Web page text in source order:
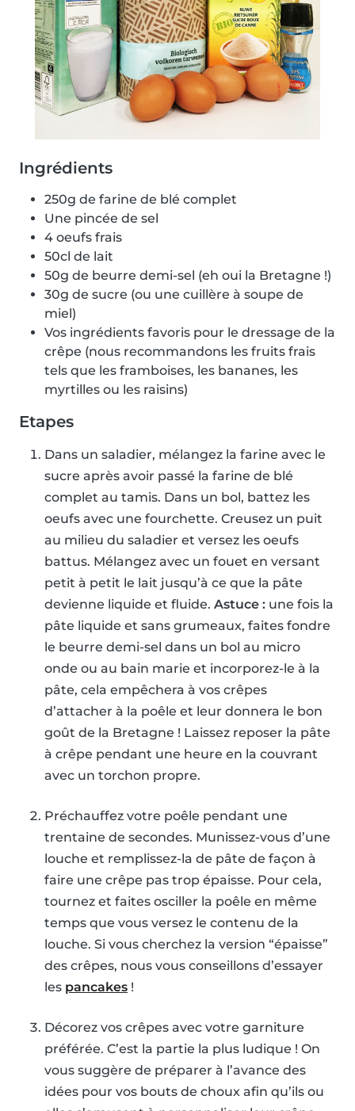
Ingrédients
250g de farine de blé complet
Une pincée de sel
4 oeufs frais
50cl de lait
50g de beurre demi-sel (eh oui la Bretagne !)
30g de sucre (ou une cuillère à soupe de
miel)
Vos ingrédients favoris pour le dressage de la
crêpe (nous recommandons les fruits frais
tels que les framboises, les bananes, les
myrtilles ou les raisins)
Etapes
Dans un saladier, mélangez la farine avec le
sucre après avoir passé la farine de blé
complet au tamis. Dans un bol, battez les
oeufs avec une fourchette. Creusez un puit
au milieu du saladier et versez les oeufs
battus. Mélangez avec un fouet en versant
petit à petit le lait jusqu’à ce que la pâte
devienne liquide et fluide. Astuce : une fois la
pâte liquide et sans grumeaux, faites fondre
le beurre demi-sel dans un bol au micro
onde ou au bain marie et incorporez-le à la
pâte, cela empêchera à vos crêpes
d’attacher à la poêle et leur donnera le bon
goût de la Bretagne ! Laissez reposer la pâte
à crêpe pendant une heure en la couvrant
avec un torchon propre.
Préchauffez votre poêle pendant une
trentaine de secondes. Munissez-vous d’une
louche et remplissez-la de pâte de façon à
faire une crêpe pas trop épaisse. Pour cela,
tournez et faites osciller la poêle en même
temps que vous versez le contenu de la
louche. Si vous cherchez la version “épaisse”
des crêpes, nous vous conseillons d’essayer
les pancakes !
Décorez vos crêpes avec votre garniture
préférée. C’est la partie la plus ludique ! On
vous suggère de préparer à l’avance des
idées pour vos bouts de choux afin qu’ils ou